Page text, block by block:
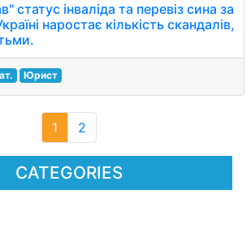
CATEGORIES
статус інваліда та перевіз сина за
наростає кількість скандалів,
Юрист
1 2